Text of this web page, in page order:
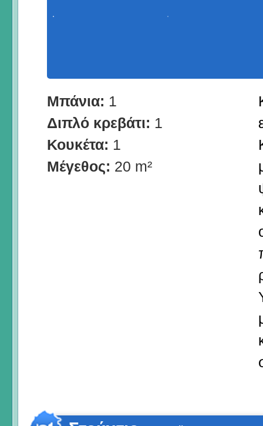
Μπάνια: 1
Διπλό κρεβάτι: 1
Κουκέτα: 1
Μέγεθος: 20 m²